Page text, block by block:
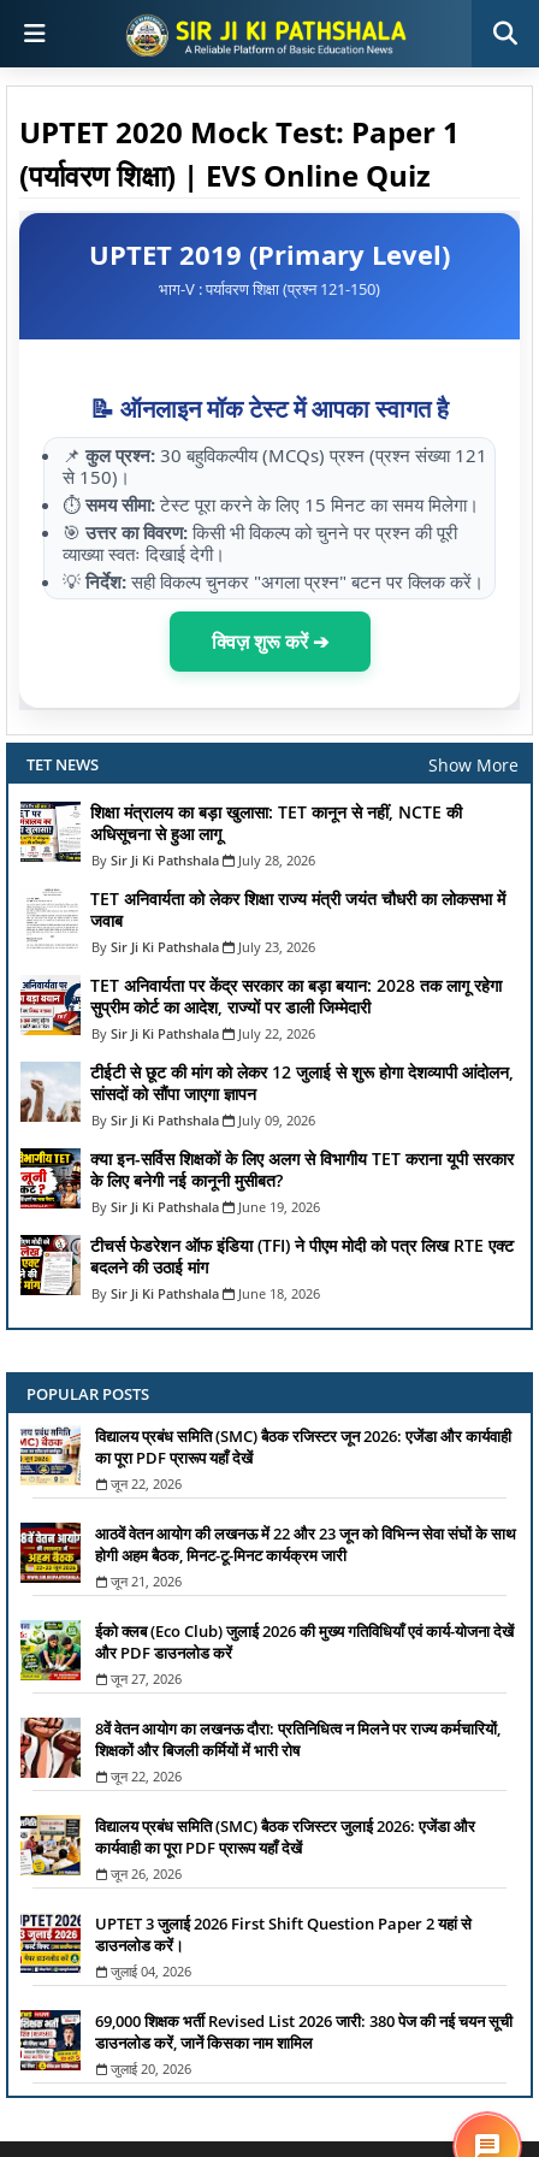
UPTET 2020 Mock Test: Paper 1
(पर्यावरण शिक्षा) | EVS Online Quiz
UPTET 2019 (Primary Level)
भाग-V : पर्यावरण शिक्षा (प्रश्न 121-150)
📝 ऑनलाइन मॉक टेस्ट में आपका स्वागत है
📌कुल प्रश्न: 30 बहुविकल्पीय (MCQs) प्रश्न (प्रश्न संख्या 121
से 150)।
⏱️समय सीमा:टेस्ट पूरा करने के लिए 15 मिनट का समय मिलेगा।
🎯उत्तर का विवरण:किसी भी विकल्प को चुनने पर प्रश्न की पूरी
व्याख्या स्वतः दिखाई देगी।
💡निर्देश:सही विकल्प चुनकर "अगला प्रश्न" बटन पर क्लिक करें।
क्विज़ शुरू करें ➔
TET NEWS Show More
शिक्षा मंत्रालय का बड़ा खुलासा: TET कानून से नहीं, NCTE की
अधिसूचना से हुआ लागू
Sir Ji Ki Pathshala July 28, 2026
TET अनिवार्यता को लेकर शिक्षा राज्य मंत्री जयंत चौधरी का लोकसभा में
जवाब
Sir Ji Ki Pathshala July 23, 2026
TET अनिवार्यता पर केंद्र सरकार का बड़ा बयान: 2028 तक लागू रहेगा
सुप्रीम कोर्ट का आदेश, राज्यों पर डाली जिम्मेदारी
Sir Ji Ki Pathshala July 22, 2026
टीईटी से छूट की मांग को लेकर 12 जुलाई से शुरू होगा देशव्यापी आंदोलन,
सांसदों को सौंपा जाएगा ज्ञापन
Sir Ji Ki Pathshala July 09, 2026
क्या इन-सर्विस शिक्षकों के लिए अलग से विभागीय TET कराना यूपी सरकार
के लिए बनेगी नई कानूनी मुसीबत?
Sir Ji Ki Pathshala June 19, 2026
टीचर्स फेडरेशन ऑफ इंडिया (TFI) ने पीएम मोदी को पत्र लिख RTE एक्ट
बदलने की उठाई मांग
Sir Ji Ki Pathshala June 18, 2026
POPULAR POSTS
विद्यालय प्रबंध समिति (SMC) बैठक रजिस्टर जून 2026: एजेंडा और कार्यवाही
का पूरा PDF प्रारूप यहाँ देखें
जून 22, 2026
आठवें वेतन आयोग की लखनऊ में 22 और 23 जून को विभिन्न सेवा संघों के साथ
होगी अहम बैठक, मिनट-टू-मिनट कार्यक्रम जारी
जून 21, 2026
ईको क्लब (Eco Club) जुलाई 2026 की मुख्य गतिविधियाँ एवं कार्य-योजना देखें
और PDF डाउनलोड करें
जून 27, 2026
8वें वेतन आयोग का लखनऊ दौरा: प्रतिनिधित्व न मिलने पर राज्य कर्मचारियों,
शिक्षकों और बिजली कर्मियों में भारी रोष
जून 22, 2026
विद्यालय प्रबंध समिति (SMC) बैठक रजिस्टर जुलाई 2026: एजेंडा और
कार्यवाही का पूरा PDF प्रारूप यहाँ देखें
जून 26, 2026
UPTET 3 जुलाई 2026 First Shift Question Paper 2 यहां से
डाउनलोड करें।
जुलाई 04, 2026
69,000 शिक्षक भर्ती Revised List 2026 जारी: 380 पेज की नई चयन सूची
डाउनलोड करें, जानें किसका नाम शामिल
जुलाई 20, 2026